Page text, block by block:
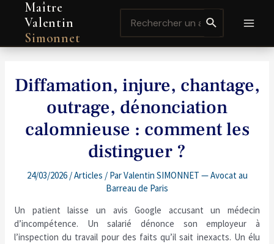
contenu
Maître
Valentin
Simonnet
for:
Diffamation, injure, chantage,
outrage, dénonciation
calomnieuse : comment les
distinguer ?
24/03/2026 /Articles / ParValentin SIMONNET — Avocat au
Barreau de Paris
Un patient laisse un avis Google accusant un médecin
d’incompétence. Un salarié dénonce son employeur à
l’inspection du travail pour des faits qu’il sait inexacts. Un élu
Navigation
de